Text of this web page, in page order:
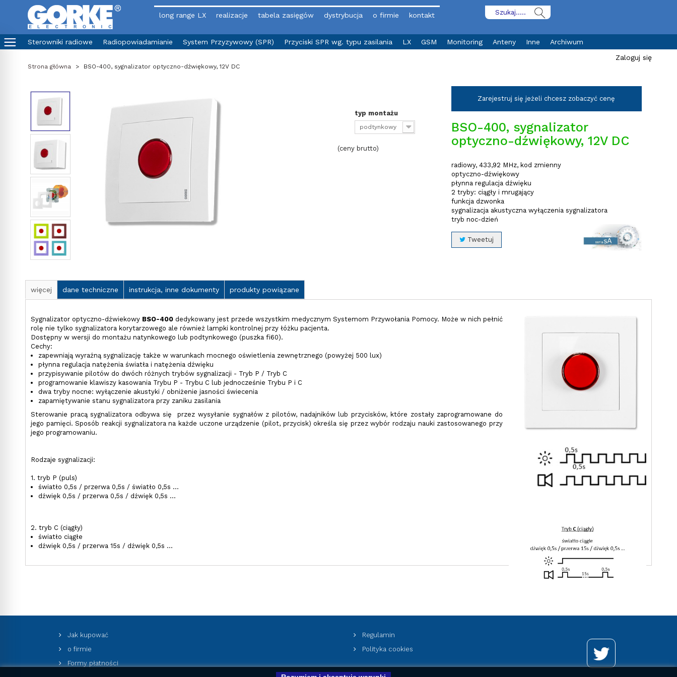
long range LX realizacje tabela zasięgów dystrybucja o firmie kontakt
Sterowniki radiowe Radiopowiadamianie System Przyzywowy (SPR) Przyciski SPR wg. typu zasilania LX GSM Monitoring Anteny Inne
Archiwum
Zaloguj się
Strona główna > BSO-400, sygnalizator optyczno-dźwiękowy, 12V DC
typ montażu
podtynkowy
(ceny brutto)
Zarejestruj się jeżeli chcesz zobaczyć cenę
BSO-400, sygnalizator
optyczno-dźwiękowy, 12V DC
radiowy, 433,92 MHz, kod zmienny
optyczno-dźwiękowy
płynna regulacja dźwięku
2 tryby: ciągły i mrugający
funkcja dzwonka
sygnalizacja akustyczna wyłączenia sygnalizatora
tryb noc-dzień
Tweetuj
więcej dane techniczne instrukcja, inne dokumenty produkty powiązane
Sygnalizator optyczno-dźwiekowy BSO-400 dedykowany jest przede wszystkim medycznym Systemom Przywołania Pomocy. Może w nich pełnić
rolę nie tylko sygnalizatora korytarzowego ale również lampki kontrolnej przy łóżku pacjenta.
Dostępny w wersji do montażu natynkowego lub podtynkowego (puszka fi60).
Cechy:
zapewniają wyraźną sygnalizację także w warunkach mocnego oświetlenia zewnętrznego (powyżej 500 lux)
płynna regulacja natężenia światła i natężenia dźwięku
przypisywanie pilotów do dwóch różnych trybów sygnalizacji - Tryb P / Tryb C
programowanie klawiszy kasowania Trybu P - Trybu C lub jednocześnie Trybu P i C
dwa tryby nocne: wyłączenie akustyki / obniżenie jasności świecenia
zapamiętywanie stanu sygnalizatora przy zaniku zasilania
Sterowanie pracą sygnalizatora odbywa się przez wysyłanie sygnałów z pilotów, nadajników lub przycisków, które zostały zaprogramowane do
jego pamięci. Sposób reakcji sygnalizatora na każde uczone urządzenie (pilot, przycisk) określa się przez wybór rodzaju nauki zastosowanego przy
jego programowaniu.
Rodzaje sygnalizacji:
1. tryb P (puls)
światło 0,5s / przerwa 0,5s / światło 0,5s ...
dźwięk 0,5s / przerwa 0,5s / dźwięk 0,5s ...
2. tryb C (ciągły)
światło ciągłe
dźwięk 0,5s / przerwa 15s / dźwięk 0,5s ...
Jak kupować
o firmie
Formy płatności
Regulamin
Polityka cookies